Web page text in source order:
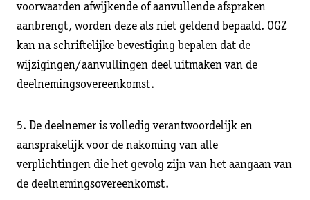
voorwaarden afwijkende of aanvullende afspraken
aanbrengt, worden deze als niet geldend bepaald. OGZ
kan na schriftelijke bevestiging bepalen dat de
wijzigingen/aanvullingen deel uitmaken van de
deelnemingsovereenkomst.
5. De deelnemer is volledig verantwoordelijk en
aansprakelijk voor de nakoming van alle
verplichtingen die het gevolg zijn van het aangaan van
de deelnemingsovereenkomst.